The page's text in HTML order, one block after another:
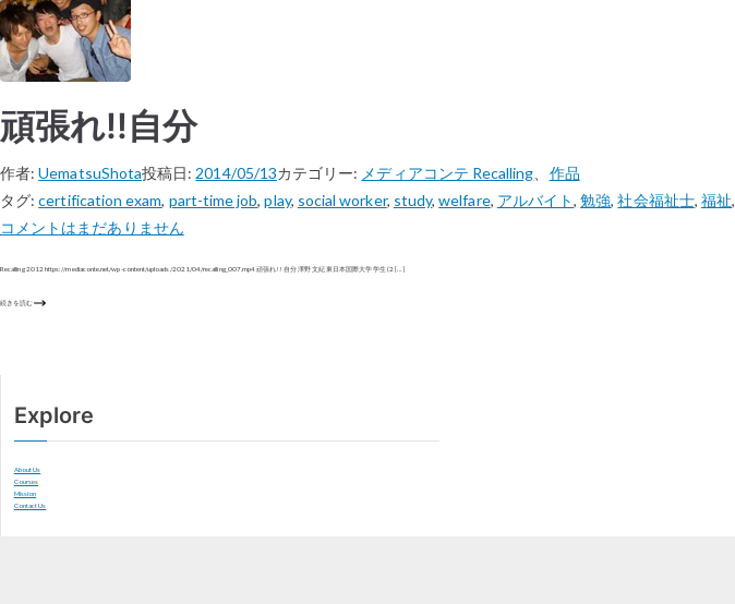
頑張れ!!自分
作者:UematsuShota投稿日: 2014/05/13カテゴリー: メディアコンテ Recalling
作品
タグ:certification exam, part-time job,play, social worker, study,welfare, アルバイト,勉強,社会福祉士, 福祉,
コメントはまだありません
Recalling 2012 https://mediaconte.net/wp-content/uploads/2021/04/recalling_007.mp4 頑張れ!!自分​ 澤野 文紀 東日本国際大学学生 (2 […]
続きを読む
Explore
About Us
Courses
Mission
Contact Us